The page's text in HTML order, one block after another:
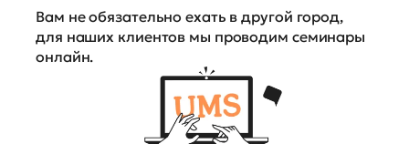
Вам не обязательно ехать в другой город,
для наших клиентов мы проводим семинары
онлайн.